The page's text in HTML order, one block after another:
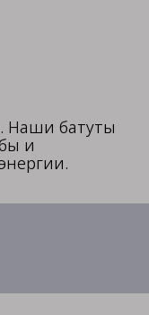
Наши батуты
и